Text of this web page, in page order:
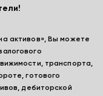
активов», Вы можете
транспорта,
готового
дебиторской